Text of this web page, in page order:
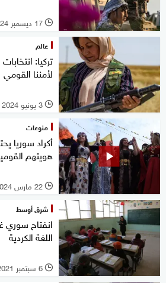
l 17 ديسمبر 2024
عالم
تركيا:
لأمننا القومي
l 3 يونيو 2024
منوعات
أكراد سوريا
هويتهم
l 22 مارس 2024
شرق أوسط
انفتاح سوري
اللغة الكردية
l 6 سبتمبر 2021